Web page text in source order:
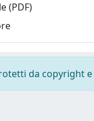
(PDF)
da copyright